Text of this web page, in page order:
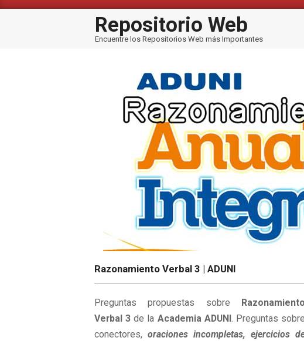
Repositorio Web
Encuentre los Repositorios Web más Importantes
Razonamiento Verbal 3 | ADUNI
Preguntas propuestas sobre
Razonamiento
Verbal 3 de la Academia ADUNI . Preguntas sobre
conectores, oraciones incompletas, ejercicios